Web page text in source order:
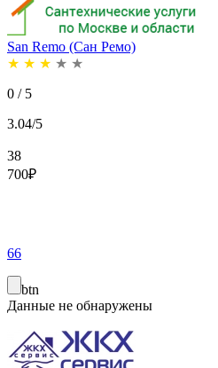
San Remo (Сан Ремо)
★ ★ ★ ★ ★
0 / 5
3.04/5
38
700₽
66
btn
Данные не обнаружены